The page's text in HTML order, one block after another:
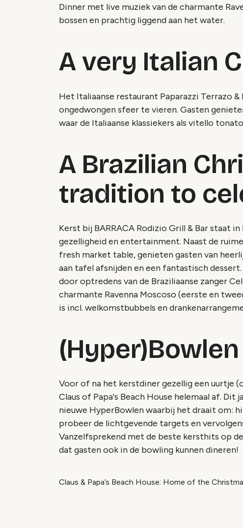
Dinner met live muziek van de charmante
bossen en prachtig liggend aan het water.
A very Italian
Het Italiaanse restaurant Paparazzi Terrazo
ongedwongen sfeer te vieren. Gasten
waar de Italiaanse klassiekers als vitello
A Brazilian
tradition to
Kerst bij BARRACA Rodizio Grill & Bar staat
gezelligheid en entertainment. Naast de
fresh market table, genieten gasten van
aan tafel afsnijden en een fantastisch
door optredens van de Braziliaanse zanger
charmante Ravenna Moscoso (eerste en
is incl. welkomstbubbels en
Voor of na het kerstdiner gezellig een uurtje
Claus of Papa's Beach House helemaal af.
nieuwe HyperBowlen waarbij het draait om:
probeer de lichtgevende targets en
Vanzelfsprekend met de beste kersthits op
dat gasten ook in de bowling kunnen dineren!
Claus & Papa’s Beach House: Home of the